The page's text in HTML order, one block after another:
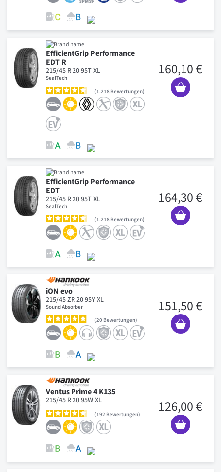
EfficientGrip Performance
EDT R
215/45 R 20 95T XL
SealTech
1.218 Bewertungen
160,10 €
EfficientGrip Performance
EDT
215/45 R 20 95T XL
SealTech
1.218 Bewertungen
164,30 €
iON evo
215/45 ZR 20 95Y XL
Sound Absorber
20 Bewertungen
151,50 €
Ventus Prime 4 K135
215/45 R 20 95W XL
192 Bewertungen 126,00 €